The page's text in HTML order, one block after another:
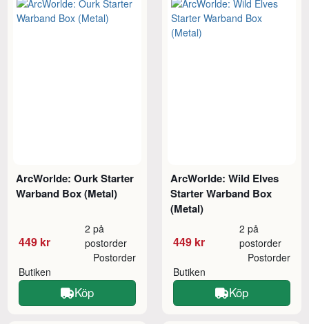
ArcWorlde: Ourk Starter
Warband Box (Metal)
449 kr
2 på
postorder
Butiken
Postorder
Köp
ArcWorlde: Wild Elves
Starter Warband Box
(Metal)
449 kr
2 på
postorder
Butiken
Postorder
Köp